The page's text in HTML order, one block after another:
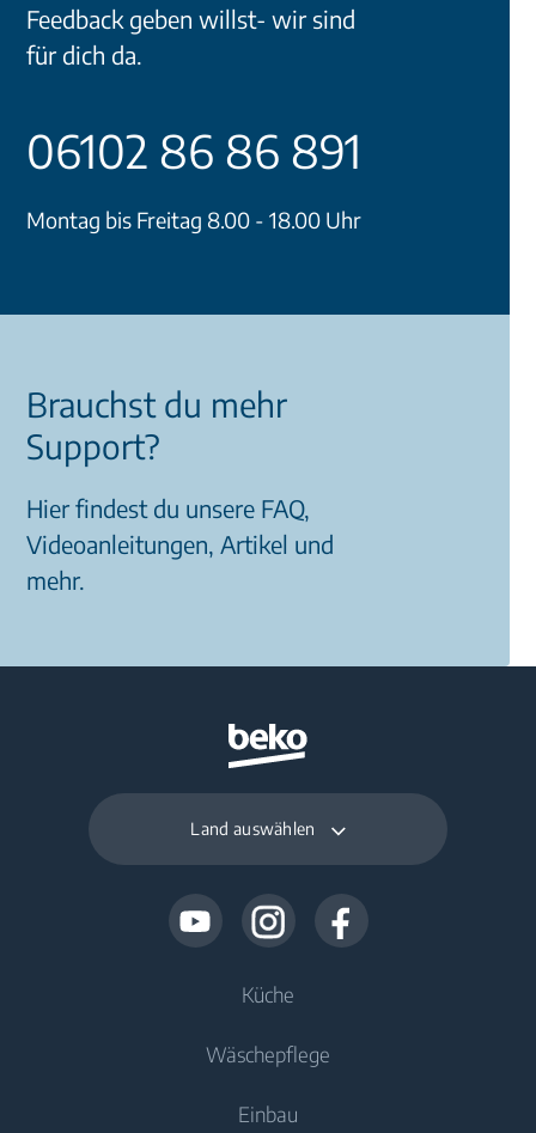
Feedback geben willst- wir sind
für dich da.
06102 86 86 891
Montag bis Freitag 8.00 - 18.00 Uhr
Brauchst du mehr
Support?
Hier findest du unsere FAQ,
Videoanleitungen, Artikel und
mehr.
Land auswählen
Küche
Kühlen
Kühlschränke
Wäschepflege
Einbau